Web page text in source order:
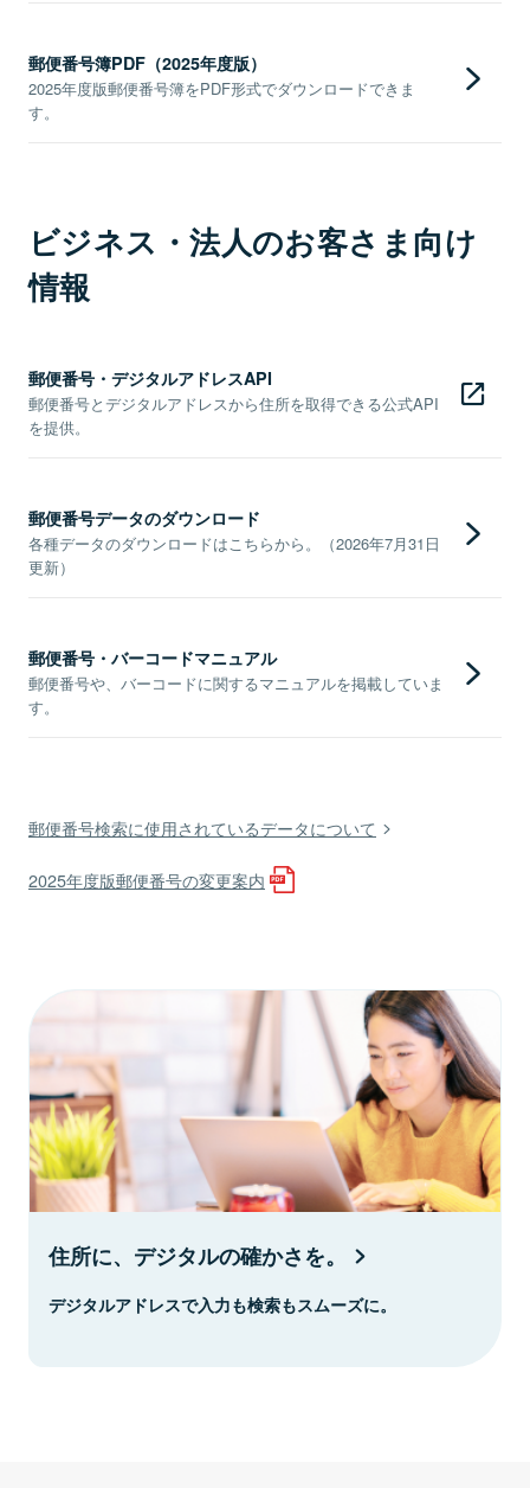
郵便番号簿PDF（2025年度版）
2025年度版郵便番号簿をPDF形式でダウンロードできま
す。
ビジネス・法人のお客さま向け
情報
郵便番号・デジタルアドレスAPI
郵便番号とデジタルアドレスから住所を取得できる公式API
を提供。
郵便番号データのダウンロード
各種データのダウンロードはこちらから。（2026年7月31日
更新）
郵便番号・バーコードマニュアル
郵便番号や、バーコードに関するマニュアルを掲載していま
す。
郵便番号検索に使用されているデータについて
2025年度版郵便番号の変更案内
住所に、デジタルの確かさを。
デジタルアドレスで入力も検索もスムーズに。